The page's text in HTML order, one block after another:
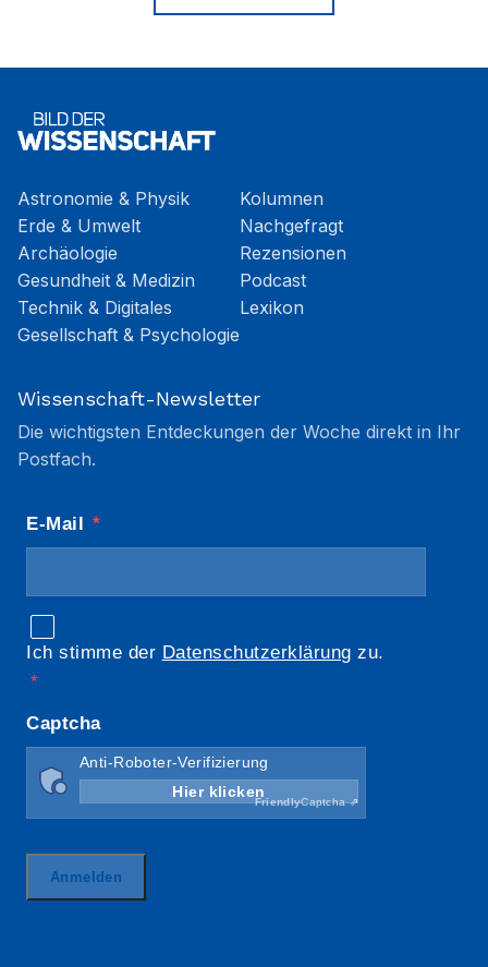
Astronomie & Physik
Erde & Umwelt
Archäologie
Gesundheit & Medizin
Technik & Digitales
Gesellschaft & Psychologie
Kolumnen
Nachgefragt
Rezensionen
Podcast
Lexikon
Wissenschaft-Newsletter
Die wichtigsten Entdeckungen der Woche direkt in Ihr
Postfach.